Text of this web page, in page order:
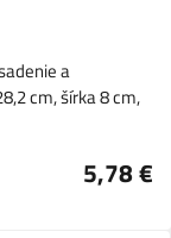
a
cm, šírka 8 cm,
5,78 €